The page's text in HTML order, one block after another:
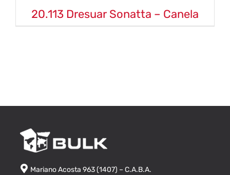
20.113 Dresuar Sonatta – Canela
Mariano Acosta 963 (1407) – C.A.B.A.